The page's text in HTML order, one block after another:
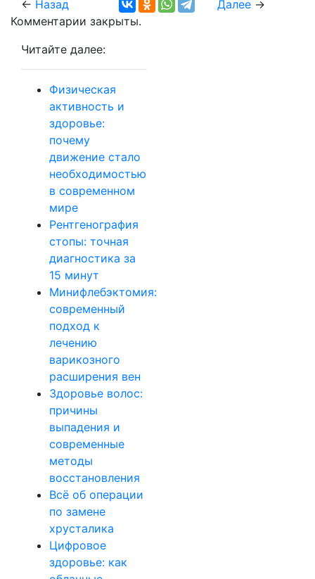
← Назад Далее→
Комментарии закрыты.
Читайте далее:
Физическая
активность и
здоровье:
почему
движение стало
необходимостью
в современном
мире
Рентгенография
стопы: точная
диагностика за
15 минут
Минифлебэктомия:
современный
подход к
лечению
варикозного
расширения вен
Здоровье волос:
причины
выпадения и
современные
методы
восстановления
Всё об операции
по замене
хрусталика
Цифровое
здоровье: как